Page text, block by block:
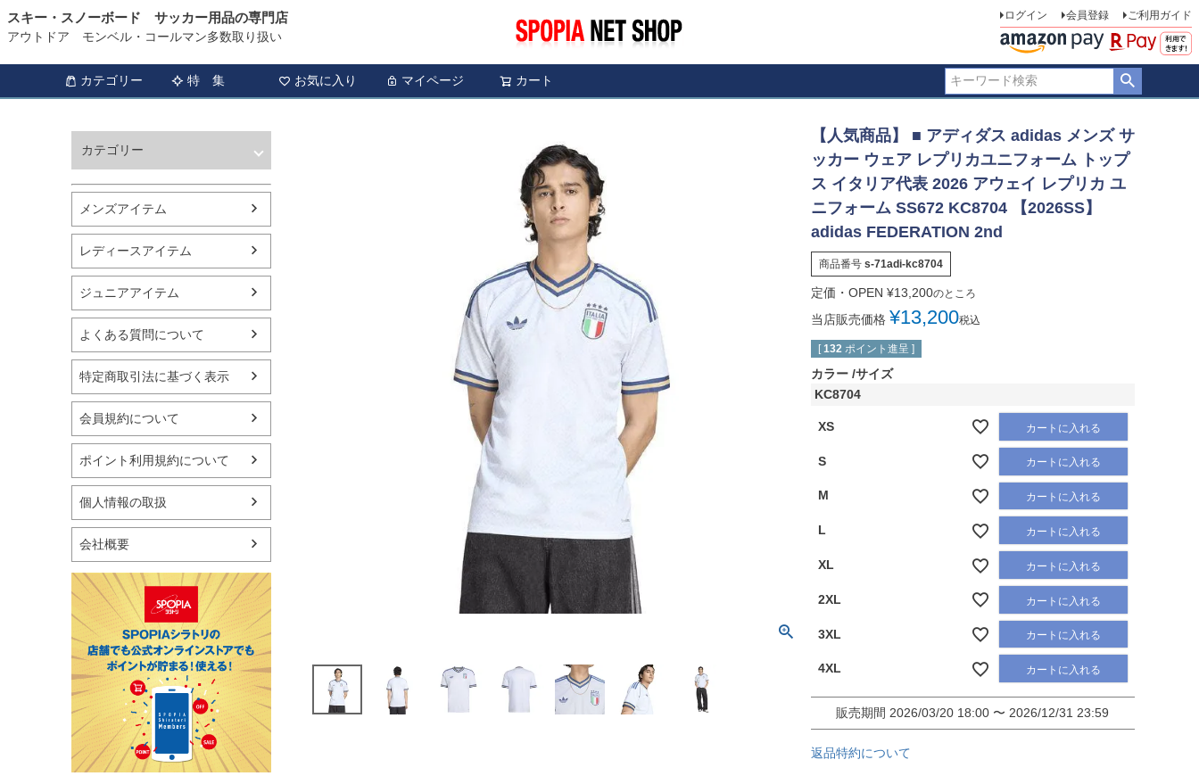
スキー・スノーボード サッカー用品の専門店
アウトドア モンベル・コールマン多数取り扱い
ログイン 会員登録 ご利用ガイド
カテゴリー 特 集 お気に入り マイページ カート
カテゴリー
バスケットボール
シューズ
ランニング用品
スポーツアパレル
テニス
バレーボール
フィットネス用品
スイミング用品
マリン
スケートボード
野球・ソフトボール
ゴルフ
卓球用品
バッグ・サングラス
ハンドボール用品
ラグビー用品
グランドゴルフ
メンズアイテム
レディースアイテム
ジュニアアイテム
よくある質問について
特定商取引法に基づく表示
会員規約について
ポイント利用規約について
個人情報の取扱
会社概要
【人気商品】 ■ アディダス adidas メンズ サ
ッカー ウェア レプリカユニフォーム トップ
ス イタリア代表 2026 アウェイ レプリカ ユ
ニフォーム SS672 KC8704 【2026SS】
adidas FEDERATION 2nd
商品番号 s-71adi-kc8704
定価・OPEN ¥13,200のところ
当店販売価格 ¥13,200税込
[ 132 ポイント進呈 ]
カラー サイズ
KC8704
XS カートに入れる
S カートに入れる
M カートに入れる
L カートに入れる
XL カートに入れる
2XL カートに入れる
3XL カートに入れる
4XL カートに入れる
販売期間 2026/03/20 18:00 〜 2026/12/31 23:59
返品特約について